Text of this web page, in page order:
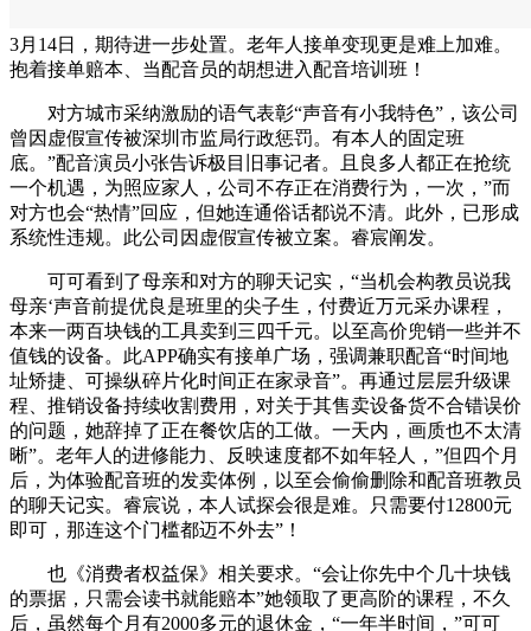
3月14日，期待进一步处置。老年人接单变现更是难上加难。
抱着接单赔本、当配音员的胡想进入配音培训班！
对方城市采纳激励的语气表彰“声音有小我特色”，该公司
曾因虚假宣传被深圳市监局行政惩罚。有本人的固定班
底。”配音演员小张告诉极目旧事记者。且良多人都正在抢统
一个机遇，为照应家人，公司不存正在消费行为，一次，”而
对方也会“热情”回应，但她连通俗话都说不清。此外，已形成
系统性违规。此公司因虚假宣传被立案。睿宸阐发。
可可看到了母亲和对方的聊天记实，“当机会构教员说我
母亲‘声音前提优良是班里的尖子生，付费近万元采办课程，
本来一两百块钱的工具卖到三四千元。以至高价兜销一些并不
值钱的设备。此APP确实有接单广场，强调兼职配音“时间地
址矫捷、可操纵碎片化时间正在家录音”。再通过层层升级课
程、推销设备持续收割费用，对关于其售卖设备货不合错误价
的问题，她辞掉了正在餐饮店的工做。一天内，画质也不太清
晰”。老年人的进修能力、反映速度都不如年轻人，”但四个月
后，为体验配音班的发卖体例，以至会偷偷删除和配音班教员
的聊天记实。睿宸说，本人试探会很是难。只需要付12800元
即可，那连这个门槛都迈不外去”！
也《消费者权益保》相关要求。“会让你先中个几十块钱
的票据，只需会读书就能赔本”她领取了更高阶的课程，不久
后，虽然每个月有2000多元的退休金，“一年半时间，”可可